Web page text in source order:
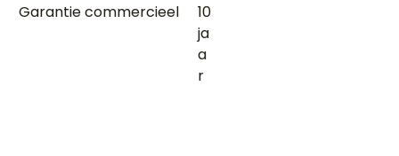
Garantie commercieel
10
ja
a
r